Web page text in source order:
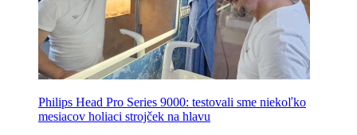
Philips Head Pro Series 9000: testovali sme niekoľko
mesiacov holiaci strojček na hlavu